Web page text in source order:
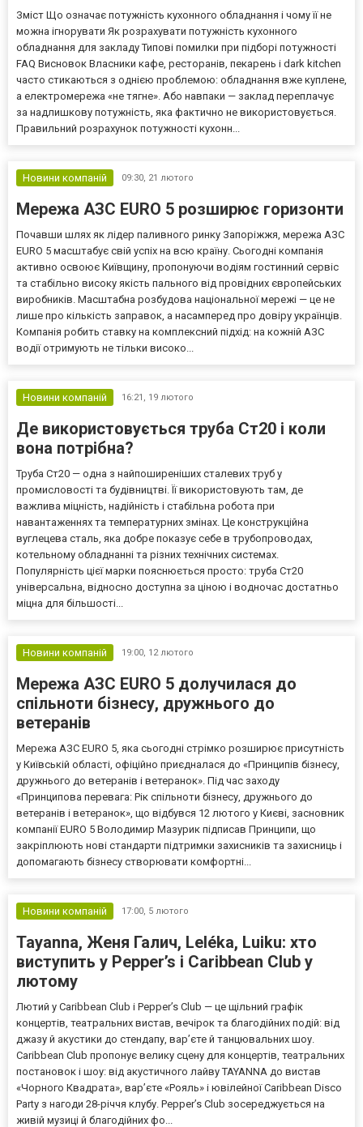
Зміст Що означає потужність кухонного обладнання і чому її не
можна ігнорувати Як розрахувати потужність кухонного
обладнання для закладу Типові помилки при підборі потужності
FAQ Висновок Власники кафе, ресторанів, пекарень і dark kitchen
часто стикаються з однією проблемою: обладнання вже куплене,
а електромережа «не тягне». Або навпаки — заклад переплачує
за надлишкову потужність, яка фактично не використовується.
Правильний розрахунок потужності кухонн...
Новини компаній 09:30, 21 лютого
Мережа АЗС EURO 5 розширює горизонти
Почавши шлях як лідер паливного ринку Запоріжжя, мережа АЗС
EURO 5 масштабує свій успіх на всю країну. Сьогодні компанія
активно освоює Київщину, пропонуючи водіям гостинний сервіс
та стабільно високу якість пального від провідних європейських
виробників. Масштабна розбудова національної мережі — це не
лише про кількість заправок, а насамперед про довіру українців.
Компанія робить ставку на комплексний підхід: на кожній АЗС
водії отримують не тільки високо...
Новини компаній 16:21, 19 лютого
Де використовується труба Ст20 і коли
вона потрібна?
Труба Ст20 — одна з найпоширеніших сталевих труб у
промисловості та будівництві. Її використовують там, де
важлива міцність, надійність і стабільна робота при
навантаженнях та температурних змінах. Це конструкційна
вуглецева сталь, яка добре показує себе в трубопроводах,
котельному обладнанні та різних технічних системах.
Популярність цієї марки пояснюється просто: труба Ст20
універсальна, відносно доступна за ціною і водночас достатньо
міцна для більшості...
Новини компаній 19:00, 12 лютого
Мережа АЗС EURO 5 долучилася до
спільноти бізнесу, дружнього до
ветеранів
Мережа АЗС EURO 5, яка сьогодні стрімко розширює присутність
у Київській області, офіційно приєдналася до «Принципів бізнесу,
дружнього до ветеранів і ветеранок». Під час заходу
«Принципова перевага: Рік спільноти бізнесу, дружнього до
ветеранів і ветеранок», що відбувся 12 лютого у Києві, засновник
компанії EURO 5 Володимир Мазурик підписав Принципи, що
закріплюють нові стандарти підтримки захисників та захисниць і
допомагають бізнесу створювати комфортні...
Новини компаній 17:00, 5 лютого
Tayanna, Женя Галич, Leléka, Luiku: хто
виступить у Pepper’s і Caribbean Club у
лютому
Лютий у Caribbean Club і Pepper’s Club — це щільний графік
концертів, театральних вистав, вечірок та благодійних подій: від
джазу й акустики до стендапу, вар’єте й танцювальних шоу.
Caribbean Club пропонує велику сцену для концертів, театральних
постановок і шоу: від акустичного лайву TAYANNA до вистав
«Чорного Квадрата», вар’єте «Рояль» і ювілейної Caribbean Disco
Party з нагоди 28-річчя клубу. Pepper’s Club зосереджується на
живій музиці й благодійних фо...